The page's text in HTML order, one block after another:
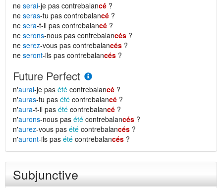
ne serai-je pas contrebalancé ?
ne seras-tu pas contrebalancé ?
ne sera-t-il pas contrebalancé ?
ne serons-nous pas contrebalancés ?
ne serez-vous pas contrebalancés ?
ne seront-ils pas contrebalancés ?
Future Perfect
n'aurai-je pas été contrebalancé ?
n'auras-tu pas été contrebalancé ?
n'aura-t-il pas été contrebalancé ?
n'aurons-nous pas été contrebalancés ?
n'aurez-vous pas été contrebalancés ?
n'auront-ils pas été contrebalancés ?
Subjunctive